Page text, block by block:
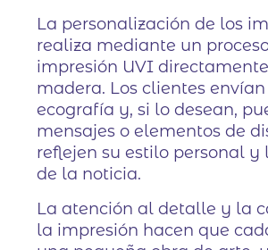
La personalización de los
realiza mediante un
impresión UVI
madera. Los clientes envían
ecografía y, si lo desean,
mensajes o elementos de
reflejen su estilo personal y
de la noticia.
La atención al detalle y la
la impresión hacen que